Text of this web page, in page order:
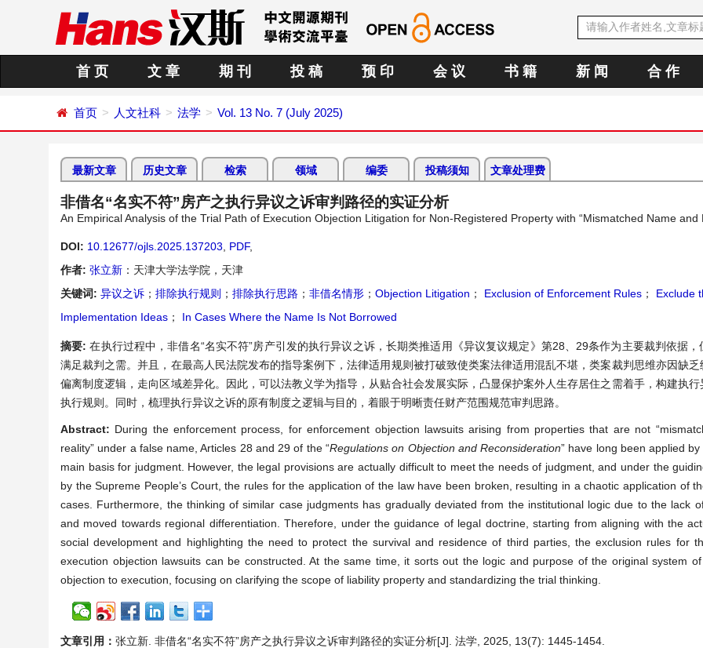
首 页 文 章 期 刊 投 稿 预 印 会 议 书 籍 新 闻 合 作
首页 人文社科 法学 Vol. 13 No. 7 (July 2025)
最新文章 历史文章 检索 领域 编委 投稿须知 文章处理费
非借名“名实不符”房产之执行异议之诉审判路径的实证分析
An Empirical Analysis of the Trial Path of Execution Objection Litigation for Non-Registered Property with “Mismatched Name and
DOI: 10.12677/ojls.2025.137203 PDF,
作者: 张立新 ：天津大学法学院，天津
关键词: 异议之诉 ； 排除执行规则 ； 排除执行思路 ； 非借名情形 ； Objection Litigation ； Exclusion of Enforcement Rules ；
Exclude
Implementation Ideas ； In Cases Where the Name Is Not Borrowed
摘要:在执行过程中，非借名“名实不符”房产引发的执行异议之诉，长期类推适用《异议复议规定》第28、29条作为主要裁判依据
满足裁判之需。并且，在最高人民法院发布的指导案例下，法律适用规则被打破致使类案法律适用混乱不堪，类案裁判思维亦因缺
偏离制度逻辑，走向区域差异化。因此，可以法教义学为指导，从贴合社会发展实际，凸显保护案外人生存居住之需着手，构建执
执行规则。同时，梳理执行异议之诉的原有制度之逻辑与目的，着眼于明晰责任财产范围规范审判思路。
Abstract: During the enforcement process, for enforcement objection lawsuits arising from properties that are not
reality” under a false name, Articles 28 and 29 of the “Regulations on Objection and Reconsideration” have long been applied
main basis for judgment. However, the legal provisions are actually difficult to meet the needs of judgment, and under the
by the Supreme People’s Court, the rules for the application of the law have been broken, resulting in a chaotic application of
cases. Furthermore, the thinking of similar case judgments has gradually deviated from the institutional logic due to the lack
and moved towards regional differentiation. Therefore, under the guidance of legal doctrine, starting from aligning with the
social development and highlighting the need to protect the survival and residence of third parties, the exclusion rules for
execution objection lawsuits can be constructed. At the same time, it sorts out the logic and purpose of the original system
objection to execution, focusing on clarifying the scope of liability property and standardizing the trial thinking.
文章引用： 张立新. 非借名“名实不符”房产之执行异议之诉审判路径的实证分析[J]. 法学, 2025, 13(7): 1445-1454.